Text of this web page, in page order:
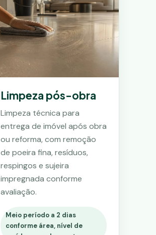
Limpeza pós-obra
Limpeza técnica para
entrega de imóvel após obra
ou reforma, com remoção
de poeira fina, resíduos,
respingos e sujeira
impregnada conforme
avaliação.
Meio período a 2 dias
conforme área, nível de